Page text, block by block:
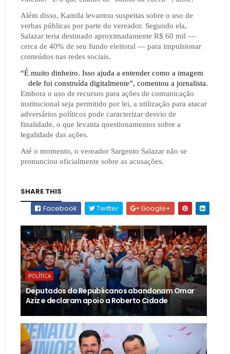
Além disso, Kamila levantou suspeitas sobre o uso de
verbas públicas por parte do vereador. Segundo ela,
Salazar teria destinado aproximadamente R$ 60 mil —
cerca de 40% de seu fundo eleitoral — para impulsionar
conteúdos nas redes sociais.
“É muito dinheiro. Isso ajuda a entender como a imagem
dele foi construída digitalmente”, comentou a jornalista.
Embora o uso de recursos para ações de comunicação
institucional seja permitido por lei, a utilização para atacar
adversários políticos pode caracterizar desvio de
finalidade, o que levanta questionamentos sobre a
legalidade das ações.
Até o momento, o vereador Sargento Salazar não se
pronunciou oficialmente sobre as acusações.
SHARE THIS
Facebook
Twitter Google+
POLÍTICA
Deputados do Republicanos abandonam Omar
Aziz e declaram apoio a Roberto Cidade